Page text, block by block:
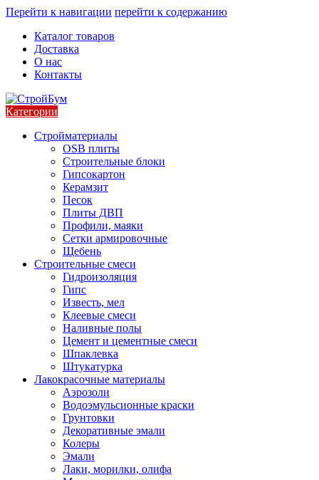
Перейти к навигации перейти к содержанию
Каталог товаров
Доставка
О нас
Контакты
Категории
Стройматериалы
OSB плиты
Строительные блоки
Гипсокартон
Керамзит
Песок
Плиты ДВП
Профили, маяки
Сетки армировочные
Щебень
Строительные смеси
Гидроизоляция
Гипс
Известь, мел
Клеевые смеси
Наливные полы
Цемент и цементные смеси
Шпаклевка
Штукатурка
Лакокрасочные материалы
Аэрозоли
Водоэмульсионные краски
Грунтовки
Декоративные эмали
Колеры
Эмали
Лаки, морилки, олифа